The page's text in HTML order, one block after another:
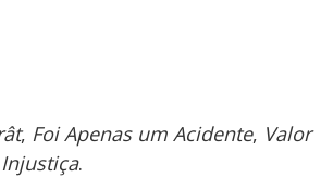
, Foi Apenas um Acidente, Valor
.